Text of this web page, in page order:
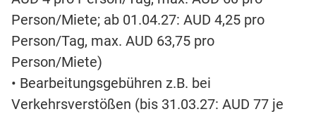
Person/Miete; ab 01.04.27: AUD 4,25 pro
Person/Tag, max. AUD 63,75 pro
Person/Miete)
• Bearbeitungsgebühren z.B. bei
Verkehrsverstößen (bis 31.03.27: AUD 77 je